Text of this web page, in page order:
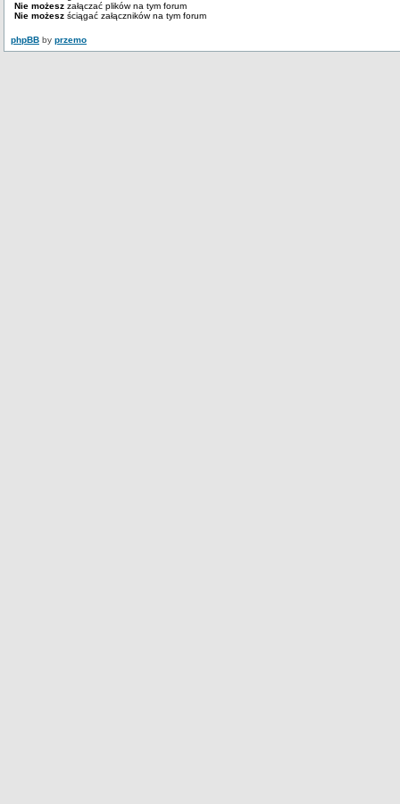
Nie możesz załączać plików na tym forum
Nie możesz ściągać załączników na tym forum
phpBB by przemo